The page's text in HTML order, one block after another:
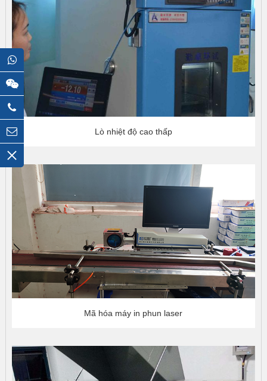
Lò nhiệt độ cao thấp
Mã hóa máy in phun laser